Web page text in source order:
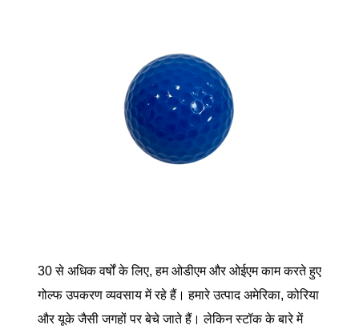
30 से अधिक वर्षों के लिए, हम ओडीएम और ओईएम काम करते हुए
गोल्फ उपकरण व्यवसाय में रहे हैं। हमारे उत्पाद अमेरिका, कोरिया
और यूके जैसी जगहों पर बेचे जाते हैं। लेकिन स्टॉक के बारे में